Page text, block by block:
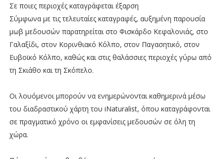
Σε ποιες περιοχές καταγράφεται έξαρση
Σύμφωνα με τις τελευταίες καταγραφές, αυξημένη παρουσία
μωβ μεδουσών παρατηρείται στο Φισκάρδο Κεφαλονιάς, στο
Γαλαξίδι, στον Κορινθιακό Κόλπο, στον Παγασητικό, στον
Ευβοϊκό Κόλπο, καθώς και στις θαλάσσιες περιοχές γύρω από
τη Σκιάθο και τη Σκόπελο.
Οι λουόμενοι μπορούν να ενημερώνονται καθημερινά μέσω
του διαδραστικού χάρτη του iNaturalist, όπου καταγράφονται
σε πραγματικό χρόνο οι εμφανίσεις μεδουσών σε όλη τη
χώρα.